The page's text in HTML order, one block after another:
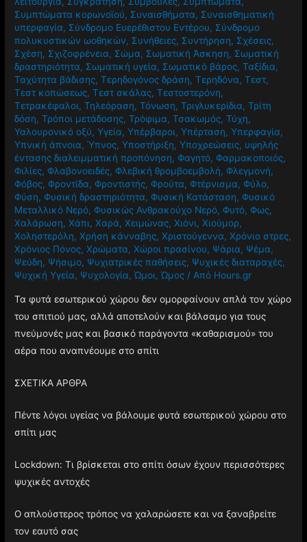
Στραβισμός ,Στρες,Στυτική Δυσλειτουργία,Στυτική
λειτουργία,Συγκράτηση, Συμβουλές,Συμπτώματα,
Συμπτώματα κορωνοϊού,Συναισθήματα,Συναισθηματική
υπερφαγία,Σύνδρομο Ευερέθιστου Εντέρου,Σύνδρομο
πολυκυστικών ωοθηκών,Συνήθειες,Συντήρηση ,Σχέσεις,
Σχέση,Σχιζοφρένεια,Σώμα,Σωματική Άσκηση,Σωματική
δραστηριότητα,Σωματική υγεία,Σωματικό βάρος, Ταξίδια
Ταχύτητα βάδισης,Τερηδογόνος δράση ,Τερηδόνα
Τεστ κοπώσεως,Τεστ σκάλας,Τεστοστερόνη,
Τετρακέφαλοι,Τηλεόραση ,Τόνωση,Τριγλυκερίδια,Τρίτη
δόση,Τρόποι μετάδοσης, Τρόφιμα,Τσακωμός,Τύχη,
Υαλουρονικό οξύ,Υγεία , Υπέρβαροι, Υπέρταση,Υπερφαγία
Υπνική άπνοια,Ύπνος,Υποστήριξη ,Υποχρεώσεις,υψηλής
έντασης διαλειμματική προπόνηση,Φαγητό,Φαρμακοποιός
Φιλίες, Φλαβονοειδές,Φλεβική θρομβοεμβολή,Φλεγμονή
Φόβος ,Φροντίδα,Φροντιστής, Φρούτα ,Φτέρνισμα,Φύλο,
Φύση,Φυσική δραστηριότητα,Φυσική Κατάσταση,Φυσικό
Μεταλλικό Νερό, Φυσικώς Ανθρακούχο Νερό,Φυτό
Χαλάρωση,Χάπι,Χαρά,Χειμώνας,Χιόνι,Χιούμορ,
Χοληστερόλη,Χρήση κάνναβης, Χριστούγεννα,Χρόνιο στρες
Χρόνιος Πόνος, Χρώματα,Χώροι πρασίνου,Ψάρια,Ψέμα,
Ψεύδη, Ψήσιμο , Ψυχιατρικές παθήσεις , Ψυχικές διαταραχές
Ψυχική Υγεία
Ψυχολογία Ώμοι / Από Hours.gr
Τα φυτά εσωτερικού χώρου δεν ομορφαίνουν απλά τον χώρο
του σπιτιού μας, αλλά αποτελούν και βάλσαμο για τους
πνεύμονές μας και βασικό παράγοντα «καθαρισμού» του
Πέντε λόγοι υγείας να βάλουμε φυτά εσωτερικού χώρου στο
Lockdown: Τι βρίσκεται στο σπίτι όσων έχουν περισσότερες
Ο απλούστερος τρόπος να χαλαρώσετε και να ξαναβρείτε